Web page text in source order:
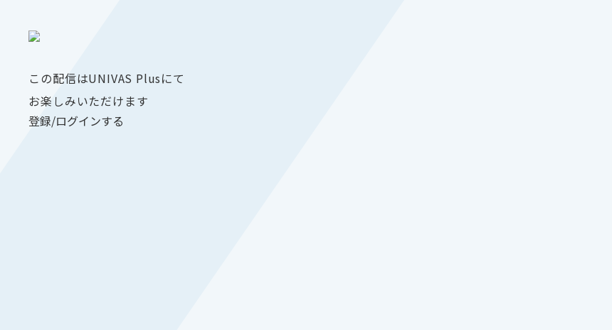
この配信はUNIVAS Plusにて
お楽しみいただけます
登録/ログインする